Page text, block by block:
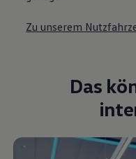
Zu unserem
Das